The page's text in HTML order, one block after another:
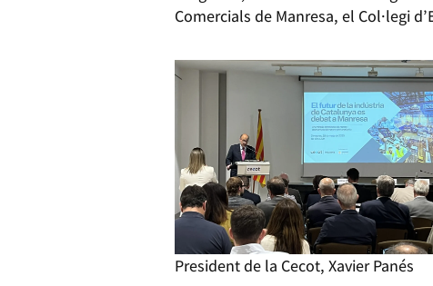
Comercials de Manresa, el Col·legi
President de la Cecot, Xavier Panés